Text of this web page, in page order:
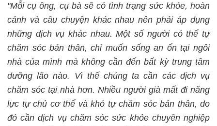
"Mỗi cụ ông, cụ bà sẽ có tình trạng sức khỏe, hoàn
cảnh và câu chuyện khác nhau nên phải áp dụng
những dịch vụ khác nhau. Một số người có thể tự
chăm sóc bản thân, chỉ muốn sống an ổn tại ngôi
nhà của mình mà không cần đến bất kỳ trung tâm
dưỡng lão nào. Vì thế chúng ta cần các dịch vụ
chăm sóc tại nhà hơn. Nhiều người già mất đi năng
lực tự chủ cơ thể và khó tự chăm sóc bản thân, do
đó cần dịch vụ chăm sóc sức khỏe chuyên nghiệp